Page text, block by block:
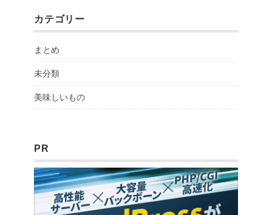
カテゴリー
まとめ
未分類
美味しいもの
PR